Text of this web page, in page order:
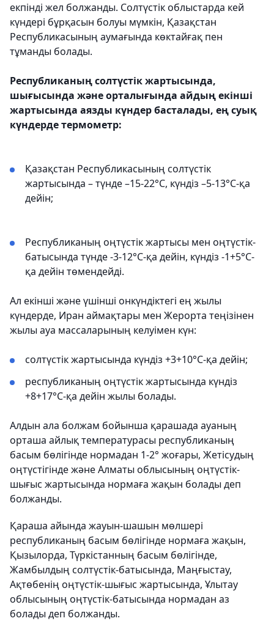
екпінді жел болжанды. Солтүстік облыстарда кей
күндері бұрқасын болуы мүмкін, Қазақстан
Республикасының аумағында көктайғақ пен
тұманды болады.
Республиканың солтүстік жартысында,
шығысында және орталығында айдың екінші
жартысында аязды күндер басталады, ең суық
күндерде термометр:
Қазақстан Республикасының солтүстік
жартысында – түнде –15-22°С, күндіз –5-13°С-қа
дейін;
Республиканың оңтүстік жартысы мен оңтүстік-
батысында түнде -3-12°С-қа дейін, күндіз -1+5°С-
қа дейін төмендейді.
Ал екінші және үшінші онкүндіктегі ең жылы
күндерде, Иран аймақтары мен Жерорта теңізінен
жылы ауа массаларының келуімен күн:
солтүстік жартысында күндіз +3+10°С-қа дейін;
республиканың оңтүстік жартысында күндіз
+8+17°С-қа дейін жылы болады.
Алдын ала болжам бойынша қарашада ауаның
орташа айлық температурасы республиканың
басым бөлігінде нормадан 1-2° жоғары, Жетісудың
оңтүстігінде және Алматы облысының оңтүстік-
шығыс жартысында нормаға жақын болады деп
болжанды.
Қараша айында жауын-шашын мөлшері
республиканың басым бөлігінде нормаға жақын,
Қызылорда, Түркістанның басым бөлігінде,
Жамбылдың солтүстік-батысында, Маңғыстау,
Ақтөбенің оңтүстік-шығыс жартысында, Ұлытау
облысының оңтүстік-батысында нормадан аз
болады деп болжанды.